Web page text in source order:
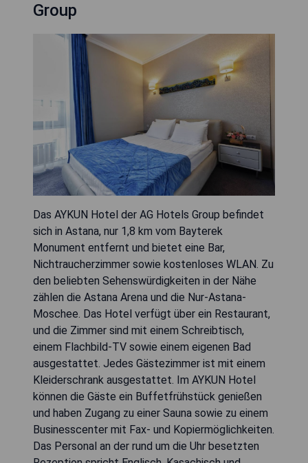
Group
Das AYKUN Hotel der AG Hotels Group befindet
sich in Astana, nur 1,8 km vom Bayterek
Monument entfernt und bietet eine Bar,
Nichtraucherzimmer sowie kostenloses WLAN. Zu
den beliebten Sehenswürdigkeiten in der Nähe
zählen die Astana Arena und die Nur-Astana-
Moschee. Das Hotel verfügt über ein Restaurant,
und die Zimmer sind mit einem Schreibtisch,
einem Flachbild-TV sowie einem eigenen Bad
ausgestattet. Jedes Gästezimmer ist mit einem
Kleiderschrank ausgestattet. Im AYKUN Hotel
können die Gäste ein Buffetfrühstück genießen
und haben Zugang zu einer Sauna sowie zu einem
Businesscenter mit Fax- und Kopiermöglichkeiten.
Das Personal an der rund um die Uhr besetzten